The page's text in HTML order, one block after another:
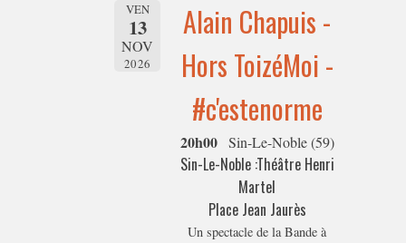
VEN
13
NOV
2026
Alain Chapuis -
Hors ToizéMoi -
#c'estenorme
20h00 Sin-Le-Noble (59)
Sin-Le-Noble :Théâtre Henri
Martel
Place Jean Jaurès
Un spectacle de la Bande à